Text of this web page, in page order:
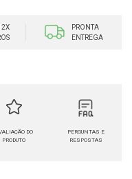
PRONTA
ENTREGA
DO
PRODUTO
PERGUNTAS E
RESPOSTAS